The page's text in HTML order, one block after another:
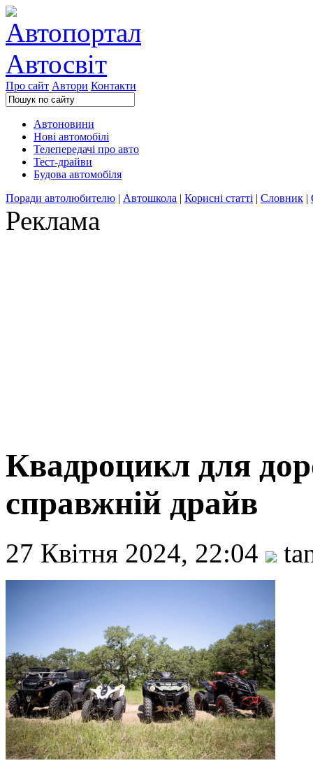
Про сайт Автори Контакти
Автоновини
Нові автомобілі
Телепередачі про авто
Тест-драйви
Будова автомобіля
Поради автолюбителю | Автошкола | Корисні статті | Словник |
Реклама
Квадроцикл для
справжній драйв
27 Квітня 2024, 22:04